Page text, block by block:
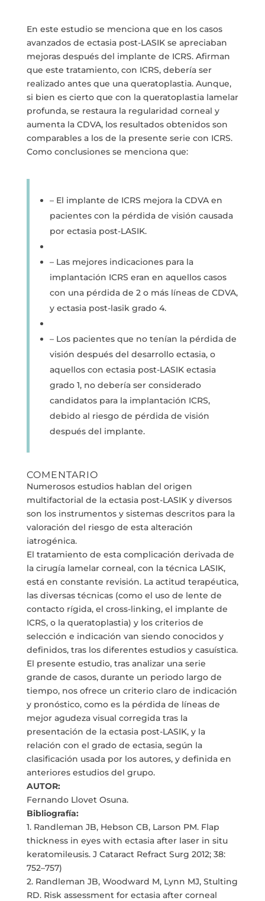
En este estudio se menciona que en los casos
avanzados de ectasia post-LASIK se apreciaban
mejoras después del implante de ICRS. Afirman
que este tratamiento, con ICRS, debería ser
realizado antes que una queratoplastia. Aunque,
si bien es cierto que con la queratoplastia lamelar
profunda, se restaura la regularidad corneal y
aumenta la CDVA, los resultados obtenidos son
comparables a los de la presente serie con ICRS.
Como conclusiones se menciona que:
– El implante de ICRS mejora la CDVA en
pacientes con la pérdida de visión causada
por ectasia post-LASIK.
– Las mejores indicaciones para la
implantación ICRS eran en aquellos casos
con una pérdida de 2 o más líneas de CDVA,
y ectasia post-lasik grado 4.
– Los pacientes que no tenían la pérdida de
visión después del desarrollo ectasia, o
aquellos con ectasia post-LASIK ectasia
grado 1, no debería ser considerado
candidatos para la implantación ICRS,
debido al riesgo de pérdida de visión
después del implante.
COMENTARIO
Numerosos estudios hablan del origen
multifactorial de la ectasia post-LASIK y diversos
son los instrumentos y sistemas descritos para la
valoración del riesgo de esta alteración
iatrogénica.
El tratamiento de esta complicación derivada de
la cirugía lamelar corneal, con la técnica LASIK,
está en constante revisión. La actitud terapéutica,
las diversas técnicas (como el uso de lente de
contacto rígida, el cross-linking, el implante de
ICRS, o la queratoplastia) y los criterios de
selección e indicación van siendo conocidos y
definidos, tras los diferentes estudios y casuística.
El presente estudio, tras analizar una serie
grande de casos, durante un periodo largo de
tiempo, nos ofrece un criterio claro de indicación
y pronóstico, como es la pérdida de líneas de
mejor agudeza visual corregida tras la
presentación de la ectasia post-LASIK, y la
relación con el grado de ectasia, según la
clasificación usada por los autores, y definida en
anteriores estudios del grupo.
AUTOR:
Fernando Llovet Osuna.
Bibliografía:
1. Randleman JB, Hebson CB, Larson PM. Flap
thickness in eyes with ectasia after laser in situ
keratomileusis. J Cataract Refract Surg 2012; 38:
752–757)
2. Randleman JB, Woodward M, Lynn MJ, Stulting
RD. Risk assessment for ectasia after corneal